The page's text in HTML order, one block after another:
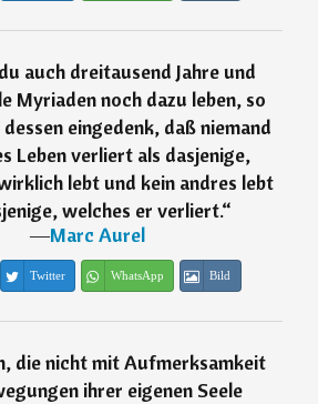
auch dreitausend Jahre und
Myriaden noch dazu leben, so
eingedenk, daß niemand
Leben verliert als dasjenige,
lebt und kein andres lebt
welches er verliert.“
―Marc Aurel
Twitter WhatsApp Bild
die nicht mit Aufmerksamkeit
ihrer eigenen Seele